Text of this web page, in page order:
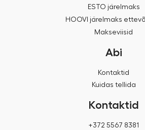
ESTO järelmaks
HOOVI järelmaks
Makseviisid
Abi
Kontaktid
Kuidas tellida
Kontaktid
+372 5567 8381